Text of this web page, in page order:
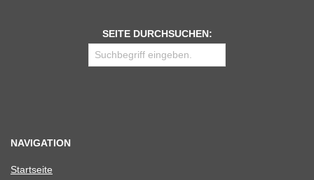
SEITE DURCHSUCHEN:
NAVIGATION
Start­seite